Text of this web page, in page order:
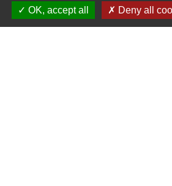
Contacts
OK, accept all
Deny all